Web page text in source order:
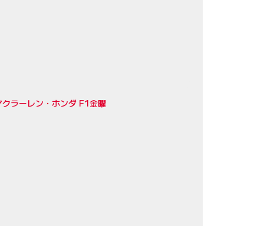
ラーレン・ホンダ F1金曜